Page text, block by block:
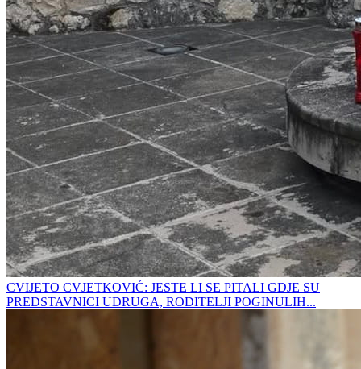
CVIJETO CVJETKOVIĆ: JESTE LI SE PITALI GDJE SU
PREDSTAVNICI UDRUGA, RODITELJI POGINULIH...